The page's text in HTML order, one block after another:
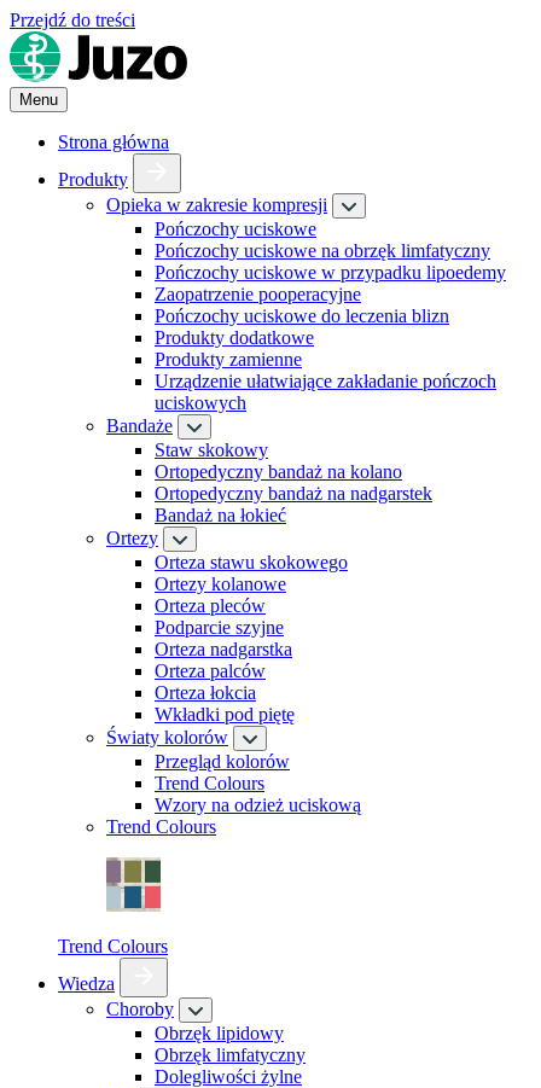
Przejdź do treści
Menu
Strona główna
Produkty
Opieka w zakresie kompresji
Pończochy uciskowe
Pończochy uciskowe na obrzęk limfatyczny
Pończochy uciskowe w przypadku lipoedemy
Zaopatrzenie pooperacyjne
Pończochy uciskowe do leczenia blizn
Produkty dodatkowe
Produkty zamienne
Urządzenie ułatwiające zakładanie pończoch
uciskowych
Bandaże
Staw skokowy
Ortopedyczny bandaż na kolano
Ortopedyczny bandaż na nadgarstek
Bandaż na łokieć
Ortezy
Orteza stawu skokowego
Ortezy kolanowe
Orteza pleców
Podparcie szyjne
Orteza nadgarstka
Orteza palców
Orteza łokcia
Wkładki pod piętę
Światy kolorów
Przegląd kolorów
Trend Colours
Wzory na odzież uciskową
Trend Colours
Trend Colours
Wiedza
Choroby
Obrzęk lipidowy
Obrzęk limfatyczny
Dolegliwości żylne